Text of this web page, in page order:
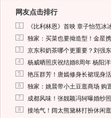
网友点击排行
1 《比利林恩》首映 章子怡范冰
2 独家：买菜也要拗造型！金星
3 京东和奶茶哪个更重要？刘强
4 杨威晒照庆祝结婚8周年 杨阳
5 艳压群芳！唐嫣修身长裙现身
6 独家：姚晨带小土豆逛商场 购
7 成都风味！张靓颖冯轲曝婚纱
8 接地气！阔太熊黛林打扮休闲